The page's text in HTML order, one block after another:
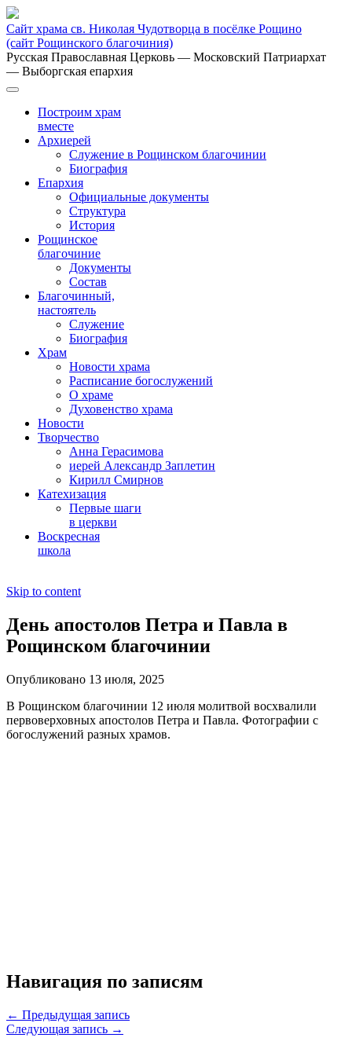
Сайт храма св. Николая Чудотворца в посёлке Рощино
(сайт Рощинского благочиния)
Русская Православная Церковь — Московский Патриархат
— Выборгская епархия
Построим храм
вместе
Архиерей
Служение в Рощинском благочинии
Биография
Епархия
Официальные документы
Структура
История
Рощинское
благочиние
Документы
Состав
Благочинный,
настоятель
Служение
Биография
Храм
Новости храма
Расписание богослужений
О храме
Духовенство храма
Новости
Творчество
Анна Герасимова
иерей Александр Заплетин
Кирилл Смирнов
Катехизация
Первые шаги
в церкви
Воскресная
школа
Skip to content
День апостолов Петра и Павла в
Рощинском благочинии
Опубликовано 13 июля, 2025
В Рощинском благочинии 12 июля молитвой восхвалили
первоверховных апостолов Петра и Павла. Фотографии с
богослужений разных храмов.
Навигация по записям
← Предыдущая запись
Следующая запись →